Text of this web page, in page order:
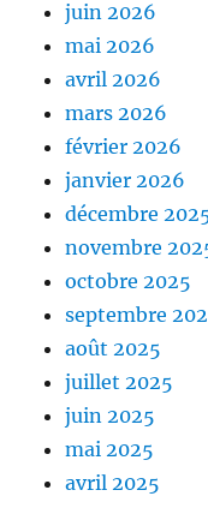
juin 2026
mai 2026
avril 2026
mars 2026
février 2026
janvier 2026
décembre
novembre
octobre 2025
septembre
août 2025
juillet 2025
juin 2025
mai 2025
avril 2025